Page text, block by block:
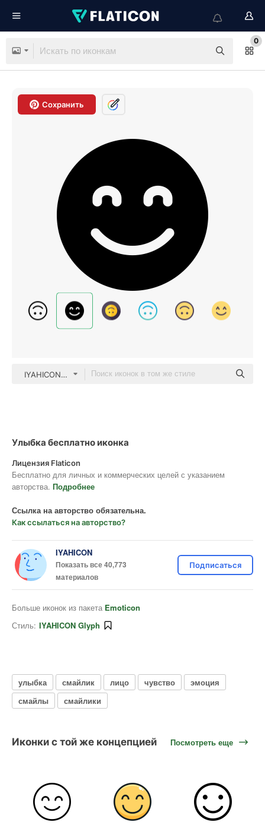
0
Сохранить
IYAHICON Glyph
Улыбка бесплатно иконка
Лицензия Flaticon
Бесплатно для личных и коммерческих целей с указанием
авторства. Подробнее
Ссылка на авторство обязательна.
Как ссылаться на авторство?
IYAHICON
Показать все 40,773
материалов
Подписаться
Больше иконок из пакета Emoticon
Стиль: IYAHICON Glyph
улыбка смайлик лицо чувство
эмоция
смайлы
смайлики
Иконки с той же концепцией Посмотреть еще